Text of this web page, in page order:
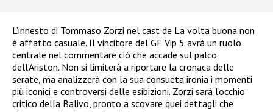
L’innesto di Tommaso Zorzi nel cast de La volta buona non
è affatto casuale. Il vincitore del GF Vip 5 avrà un ruolo
centrale nel commentare ciò che accade sul palco
dell’Ariston. Non si limiterà a riportare la cronaca delle
serate, ma analizzerà con la sua consueta ironia i momenti
più iconici e controversi delle esibizioni. Zorzi sarà l’occhio
critico della Balivo, pronto a scovare quei dettagli che